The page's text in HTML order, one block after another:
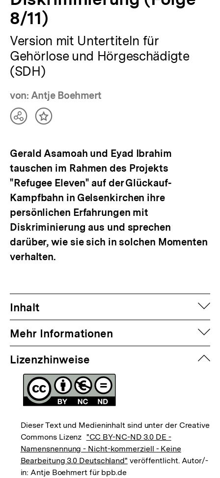
8/11)
Version mit Untertiteln für
Gehörlose und Hörgeschädigte
(SDH)
von: Antje Boehmert
TeilenInhalt
Gerald Asamoah und Eyad Ibrahim
tauschen im Rahmen des Projekts
"Refugee Eleven" auf der Glückauf-
Kampfbahn in Gelsenkirchen ihre
persönlichen Erfahrungen mit
Diskriminierung aus und sprechen
darüber, wie sie sich in solchen Momenten
verhalten.
Inhalt
Mehr Informationen
Lizenzhinweise
Dieser Text und Medieninhalt sind unter der Creative
Commons Lizenz "CC BY-NC-ND 3.0 DE -
Namensnennung - Nicht-kommerziell - Keine
Bearbeitung 3.0 Deutschland" veröffentlicht. Autor/-
in: Antje Boehmert für bpb.de